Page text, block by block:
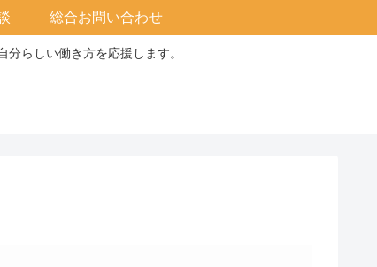
らしい働き方を応援します。
総合お問い合わせ